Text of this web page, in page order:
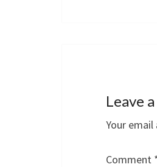
Leave
Your
Comment